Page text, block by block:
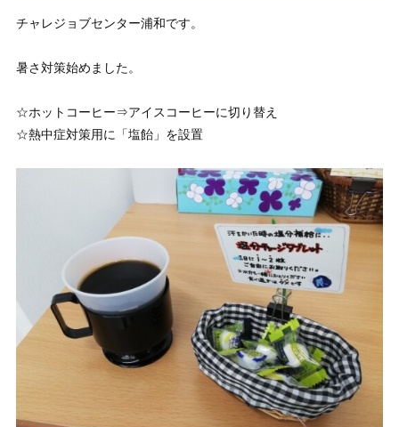
チャレジョブセンター浦和です。
暑さ対策始めました。
☆ホットコーヒー⇒アイスコーヒーに切り替え
☆熱中症対策用に「塩飴」を設置